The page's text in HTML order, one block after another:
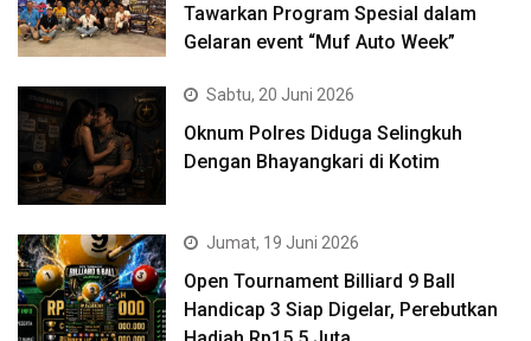
Tawarkan Program Spesial dalam
Gelaran event “Muf Auto Week”
Sabtu, 20 Juni 2026
Oknum Polres Diduga Selingkuh
Dengan Bhayangkari di Kotim
Jumat, 19 Juni 2026
Open Tournament Billiard 9 Ball
Handicap 3 Siap Digelar, Perebutkan